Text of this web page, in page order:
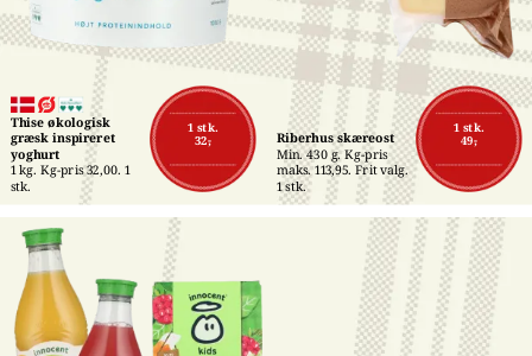
1 stk.
32,-
Thise økologisk
græsk inspireret
yoghurt
1 kg. Kg-pris 32,00. 1
stk.
1 stk.
49,-
Riberhus skæreost
Min. 430 g. Kg-pris
maks. 113,95. Frit valg.
1 stk.